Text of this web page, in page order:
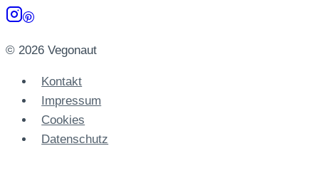
© 2026 Vegonaut
Kontakt
Impressum
Cookies
Datenschutz­